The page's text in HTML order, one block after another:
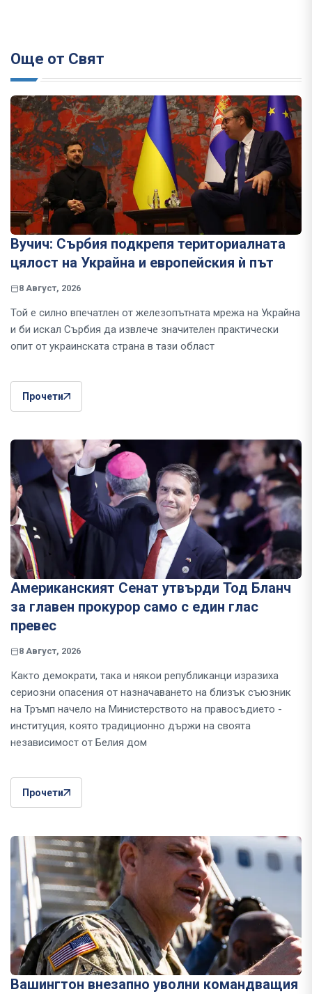
Още от Свят
Вучич: Сърбия подкрепя териториалната
цялост на Украйна и европейския ѝ път
8 Август, 2026
Той е силно впечатлен от железопътната мрежа на Украйна
и би искал Сърбия да извлече значителен практически
опит от украинската страна в тази област
Прочети
Американският Сенат утвърди Тод Бланч
за главен прокурор само с един глас
превес
8 Август, 2026
Както демократи, така и някои републиканци изразиха
сериозни опасения от назначаването на близък съюзник
на Тръмп начело на Министерството на правосъдието -
институция, която традиционно държи на своята
независимост от Белия дом
Прочети
Вашингтон внезапно уволни командващия